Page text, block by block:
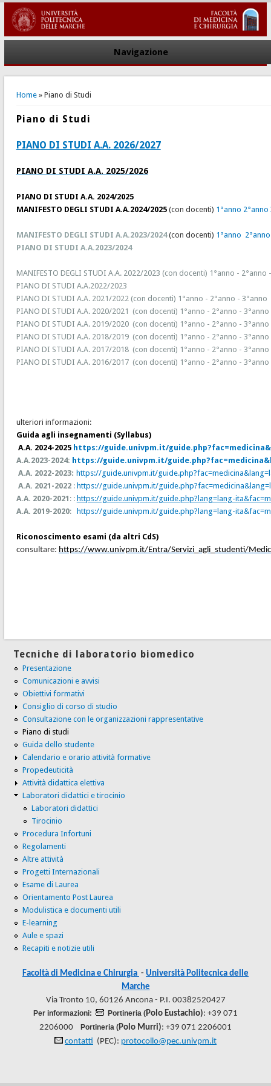
Navigazione
Home» Piano di Studi
Piano di Studi
PIANO DI STUDI A.A. 2026/2027
PIANO DI STUDI A.A. 2025/2026
PIANO DI STUDI A.A. 2024/2025
MANIFESTO DEGLI STUDI A.A.2024/2025(con docenti) 1°anno 2°anno
MANIFESTO DEGLI STUDI A.A.2023/2024(con docenti) 1°anno 2°anno
PIANO DI STUDI A.A.2023/2024
MANIFESTO DEGLI STUDI A.A. 2022/2023 (con docenti) 1°anno - 2°anno
PIANO DI STUDI A.A.2022/2023
PIANO DI STUDI A.A. 2021/2022 (con docenti) 1°anno - 2°anno - 3°anno
PIANO DI STUDI A.A. 2020/2021 (con docenti) 1°anno - 2°anno - 3°anno
PIANO DI STUDI A.A. 2019/2020 (con docenti) 1°anno - 2°anno - 3°anno
PIANO DI STUDI A.A. 2018/2019 (con docenti) 1°anno - 2°anno - 3°anno
PIANO DI STUDI A.A. 2017/2018 (con docenti) 1°anno - 2°anno - 3°anno
PIANO DI STUDI A.A. 2016/2017 (con docenti) 1°anno - 2°anno - 3°anno
ulteriori informazioni:
Guida agli insegnamenti (Syllabus)
A.A. 2024-2025 https://guide.univpm.it/
A.A.2023-2024: https://guide.univpm.it/
A.A. 2022-2023: https://guide.univpm.it/
A.A. 2021-2022: https://guide.univpm.it/
A.A. 2020-2021 : : https://guide.univpm.it/guide.php?lang=lang-
A.A. 2019-2020: https://guide.univpm.it/guide.php?lang=lang-
Riconoscimento esami (da altri CdS)
consultare: https://www.univpm.it/Entra/Servizi_agli_studenti/
Tecniche di laboratorio biomedico
Presentazione
Comunicazioni e avvisi
Obiettivi formativi
Consiglio di corso di studio
Consultazione con le organizzazioni rappresentative
Piano di studi
Guida dello studente
Calendario e orario attività formative
Propedeuticità
Attività didattica elettiva
Laboratori didattici e tirocinio
Laboratori didattici
Tirocinio
Procedura Infortuni
Regolamenti
Altre attività
Progetti Internazionali
Esame di Laurea
Orientamento Post Laurea
Modulistica e documenti utili
E-learning
Aule e spazi
Recapiti e notizie utili
Facoltà di Medicina e Chirurgia - Università Politecnica delle
Marche
Via Tronto 10, 60126 Ancona - P.I. 00382520427
Per informazioni: Portineria (Polo Eustachio): +39 071
2206000 Portineria (Polo Murri): +39 071 2206001
contatti (PEC): protocollo@pec.univpm.it